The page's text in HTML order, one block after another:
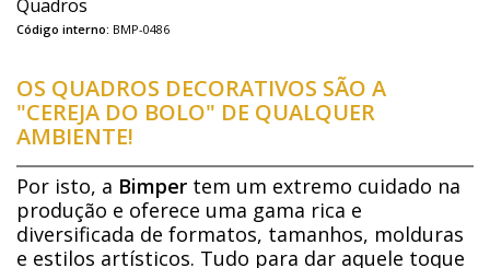
Quadros
Código interno: BMP-0486
OS QUADROS DECORATIVOS SÃO A
"CEREJA DO BOLO" DE QUALQUER
AMBIENTE!
Por isto, a Bimper tem um extremo cuidado na
produção e oferece uma gama rica e
diversificada de formatos, tamanhos, molduras
e estilos artísticos. Tudo para dar aquele toque